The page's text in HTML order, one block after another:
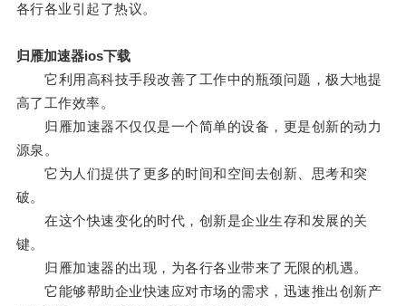
各行各业引起了热议。
归雁加速器ios下载
它利用高科技手段改善了工作中的瓶颈问题，极大地提
高了工作效率。
归雁加速器不仅仅是一个简单的设备，更是创新的动力
源泉。
它为人们提供了更多的时间和空间去创新、思考和突
破。
在这个快速变化的时代，创新是企业生存和发展的关
键。
归雁加速器的出现，为各行各业带来了无限的机遇。
它能够帮助企业快速应对市场的需求，迅速推出创新产